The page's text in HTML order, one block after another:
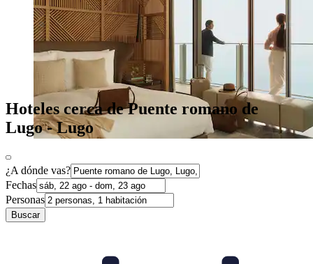
Hoteles cerca de Puente romano de
Lugo - Lugo
¿A dónde vas?
Fechas
Personas
Buscar